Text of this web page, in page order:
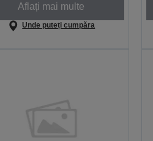
Aflați mai multe
Unde puteți cumpăra